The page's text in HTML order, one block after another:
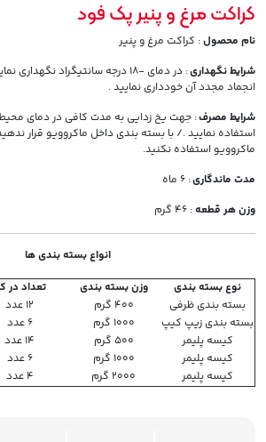
کراکت مرغ و پنیر پک فود
نام محصول: کراکت مرغ و پنیر
شرایط نگهداری
: در دمای -18 درجه سانتیگراد
انجماد مجدد آن خودداری نمایید .
شرایط مصرف: جهت یخ زدایی به مدت کافی در دمای محیط
استفاده نمایید ./ با بسته بندی داخل ماکروویو قرار
ماکروویو استفاده نکنید.
مدت ماندگاری: 6 ماه
وزن هر قطعه: 46 گرم
انواع بسته بندی ها
نوع بسته بندی
وزن بسته بندی تعداد در
بسته بندی ظرفی
400 گرم 12 عدد
بسته بندی زیپ کیپ
1000 گرم 6 عدد
کیسه پلیمر
500 گرم 14 عدد
کیسه پلیمر
1000 گرم 6 عدد
کیسه پلیمر
2000 گرم 4 عدد